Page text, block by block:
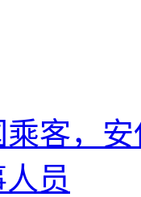
客，
员